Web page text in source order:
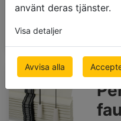
använt deras tjänster.
Visa detaljer
Avvisa alla